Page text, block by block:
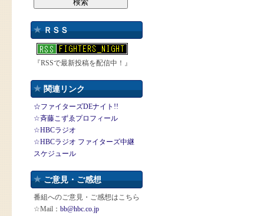
ＲＳＳ
『RSSで最新投稿を配信中！』
関連リンク
☆ファイターズDEナイト!!
☆斉藤こずゑプロフィール
☆HBCラジオ
☆HBCラジオ ファイターズ中継
スケジュール
ご意見・ご感想
番組へのご意見・ご感想はこちら
☆Mail： bb@hbc.co.jp